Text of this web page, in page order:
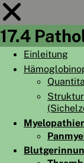
17.4
Einleitung